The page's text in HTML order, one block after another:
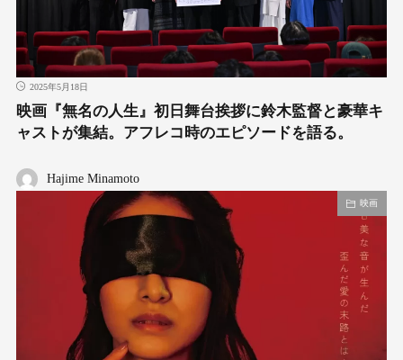
2025年5月18日
映画『無名の人生』初日舞台挨拶に鈴木監督と豪華キ
ャストが集結。アフレコ時のエピソードを語る。
Hajime Minamoto
映画